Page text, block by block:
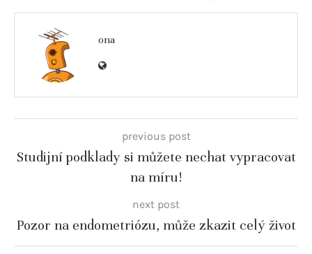
ona
previous post
Studijní podklady si můžete nechat vypracovat
na míru!
next post
Pozor na endometriózu, může zkazit celý život